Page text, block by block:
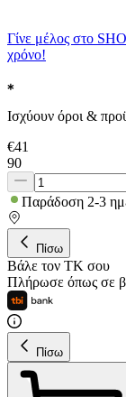
Γίνε μέλος στο
χρόνο!
Ισχύουν όροι &
€41
90
Παράδοση 2-3
Πίσω
Βάλε τον ΤΚ σου
Πλήρωσε όπως σε
Πίσω